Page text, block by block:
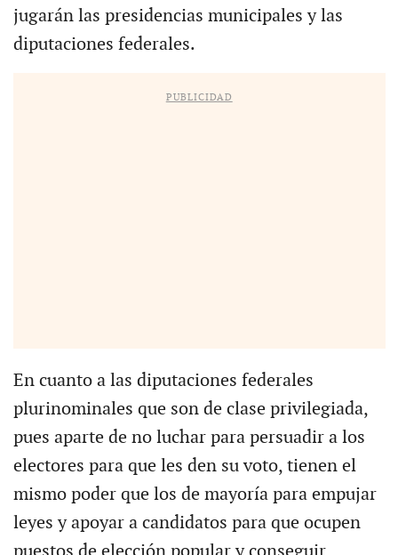
jugarán las presidencias municipales y las
diputaciones federales.
PUBLICIDAD
En cuanto a las diputaciones federales
plurinominales que son de clase privilegiada,
pues aparte de no luchar para persuadir a los
electores para que les den su voto, tienen el
mismo poder que los de mayoría para empujar
leyes y apoyar a candidatos para que ocupen